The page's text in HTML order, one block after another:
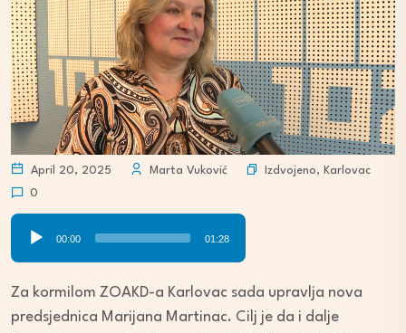
April 20, 2025 Marta Vuković Izdvojeno, Karlovac
0
00:00 01:28
Za kormilom ZOAKD-a Karlovac sada upravlja nova
predsjednica Marijana Martinac. Cilj je da i dalje